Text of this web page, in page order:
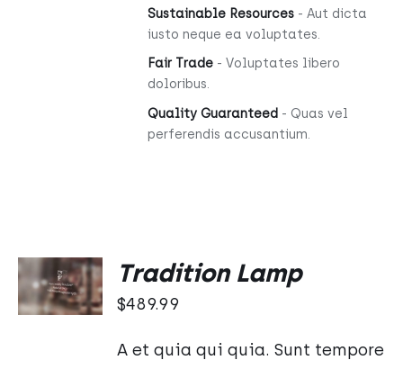
Sustainable Resources- Aut dicta
iusto neque ea voluptates.
Fair Trade- Voluptates libero
doloribus.
Quality Guaranteed - Quas vel
perferendis accusantium.
DO
KOSZYKA
/
Tradition Lamp
$489.99
A et quia qui quia. Sunt tempore